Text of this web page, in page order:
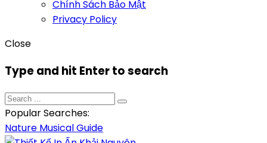
Chính Sách Bảo Mật
Privacy Policy
Close
Type and hit Enter to search
Popular Searches:
Nature MusicalGuide